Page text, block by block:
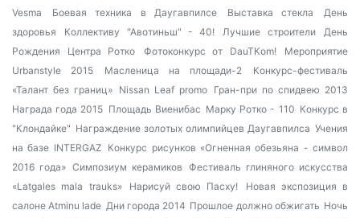
Vesma
Боевая техника в Даугавпилсе Выставка стекла
День
здоровья
Коллективу "Авотиньш" - 40! Лучшие строители
День
Рождения Центра Ротко
Фотоконкурс от DauTKom!
Мероприятие
Urbanstyle 2015
Масленица на площади-2
Конкурс-фестиваль
«Талант без границ» Nissan Leaf promo Гран-при по спидвею 2013
Награда года 2015 Площадь Виенибас Марку Ротко - 110 Конкурс в
"Клондайке" Награждение золотых олимпийцев Даугавпилса Учения
на базе INTERGAZ Конкурс рисунков «Огненная обезьяна - символ
2016 года» Симпозиум керамиков Фестиваль глиняного искусства
«Latgales mala trauks»
Нарисуй свою Пасху!
Новая экспозиция в
салоне Atminu lade Дни города 2014 Прошлое должно обжигать Ночь